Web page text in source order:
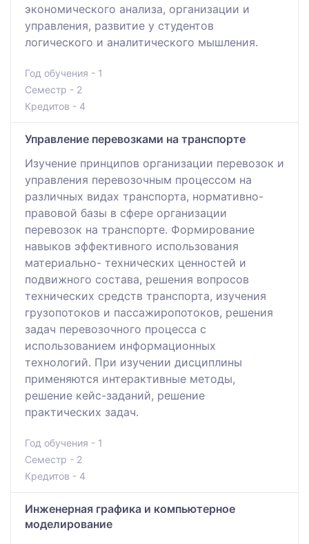
экономического анализа, организации и
управления, развитие у студентов
логического и аналитического мышления.
Год обучения - 1
Семестр - 2
Кредитов - 4
Управление перевозками на транспорте
Изучение принципов организации перевозок и
управления перевозочным процессом на
различных видах транспорта, нормативно-
правовой базы в сфере организации
перевозок на транспорте. Формирование
навыков эффективного использования
материально- технических ценностей и
подвижного состава, решения вопросов
технических средств транспорта, изучения
грузопотоков и пассажиропотоков, решения
задач перевозочного процесса с
использованием информационных
технологий. При изучении дисциплины
применяются интерактивные методы,
решение кейс-заданий, решение
практических задач.
Год обучения - 1
Семестр - 2
Кредитов - 4
Инженерная графика и компьютерное
моделирование